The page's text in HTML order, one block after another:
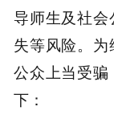
导师生及社会
失等风险。
公众上当受骗
下：